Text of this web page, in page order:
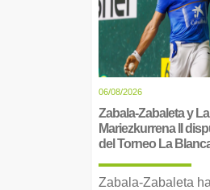
06/08/2026
Zabala-Zabaleta y
Mariezkurrena II
del Torneo La
Zabala-Zabaleta